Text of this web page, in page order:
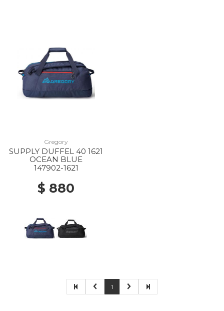
Gregory
SUPPLY DUFFEL 40 1621
OCEAN BLUE
147902-1621
$ 880
1